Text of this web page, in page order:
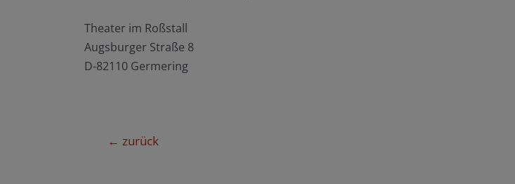
Theater im Roßstall
Augsburger Straße 8
D-82110 Germering
Beitragsnavigation
← zurück